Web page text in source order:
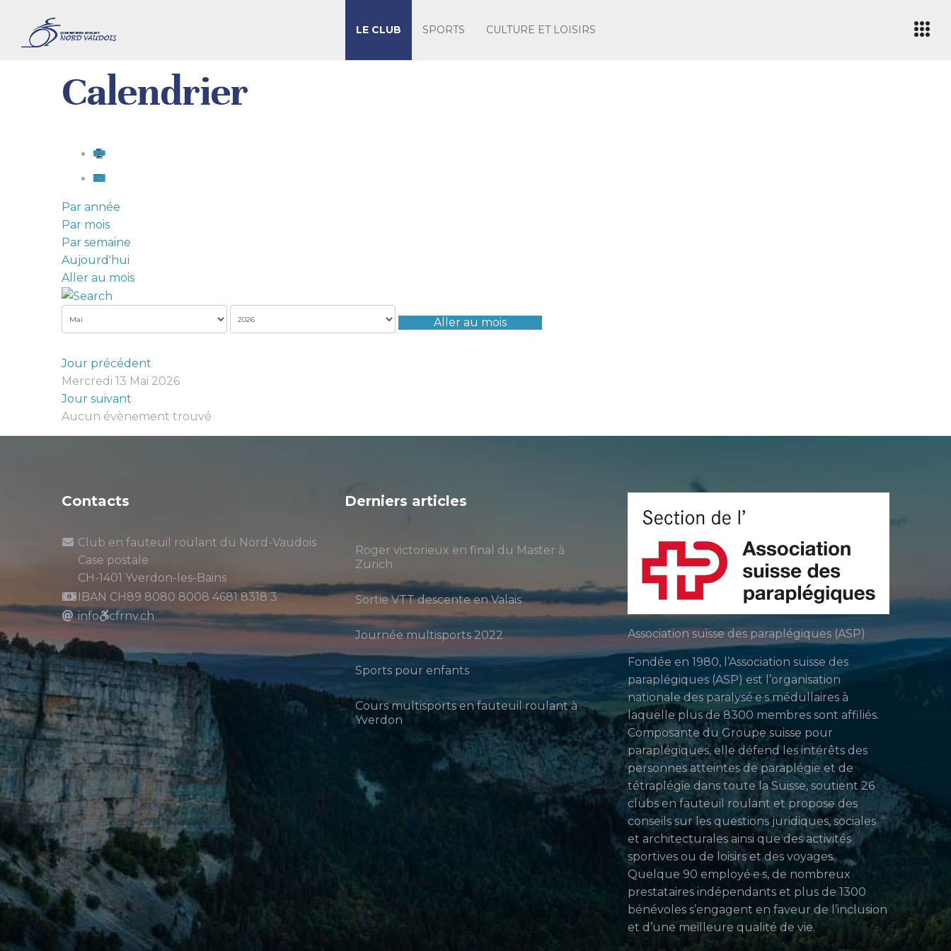
LE CLUB SPORTS CULTURE ET LOISIRS
Calendrier
Par année
Par mois
Par semaine
Aujourd'hui
Aller au mois
Aller au mois
Jour précédent
Mercredi 13 Mai 2026
Jour suivant
Aucun évènement trouvé
Contacts
Club en fauteuil roulant du Nord-Vaudois
Case postale
CH-1401 Yverdon-les-Bains
IBAN CH89 8080 8008 4681 8318 3
info
cfrnv.ch
Derniers articles
Roger victorieux en final du Master à
Zurich
Sortie VTT descente en Valais
Journée multisports 2022
Sports pour enfants
Cours multisports en fauteuil roulant à
Yverdon
Association suisse des paraplégiques (ASP)
Fondée en 1980, l’Association suisse des
paraplégiques (ASP) est l’organisation
nationale des paralysé·e·s médullaires à
laquelle plus de 8300 membres sont affiliés.
Composante du Groupe suisse pour
paraplégiques, elle défend les intérêts des
personnes atteintes de paraplégie et de
tétraplégie dans toute la Suisse, soutient 26
clubs en fauteuil roulant et propose des
conseils sur les questions juridiques, sociales
et architecturales ainsi que des activités
sportives ou de loisirs et des voyages.
Quelque 90 employé·e·s, de nombreux
prestataires indépendants et plus de 1300
bénévoles s’engagent en faveur de l’inclusion
et d’une meilleure qualité de vie.